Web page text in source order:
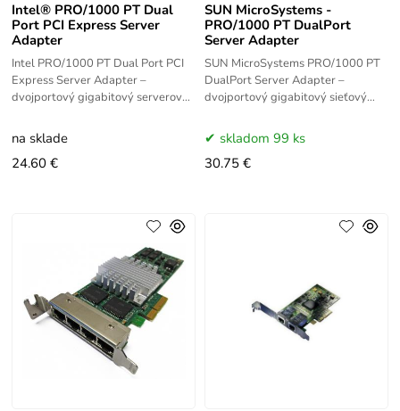
Intel® PRO/1000 PT Dual
Port PCI Express Server
Adapter
Intel PRO/1000 PT Dual Port PCI
Express Server Adapter –
dvojportový gigabitový serverový
rozhraním. Poskytuje 2x 1GbE RJ-
45
na sklade
24.60 €
SUN MicroSystems -
PRO/1000 PT DualPort
Server Adapter
SUN MicroSystems PRO/1000 PT
DualPort Server Adapter –
dvojportový gigabitový sieťový
SUN servery s PCI Express
rozhraním. Poskytuje
skladom 99 ks
30.75 €